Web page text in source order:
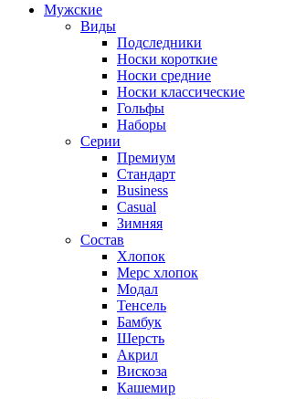
Мужские
Виды
Подследники
Носки короткие
Носки средние
Носки классические
Гольфы
Наборы
Серии
Премиум
Стандарт
Business
Casual
Зимняя
Состав
Хлопок
Мерс хлопок
Модал
Тенсель
Бамбук
Шерсть
Акрил
Вискоза
Кашемир